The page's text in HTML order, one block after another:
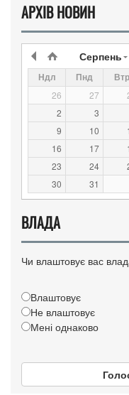
АРХІВ НОВИН
Серпень
Ндл Пнд Втр
26 27
2
3
9
10
16
17
23
24
30
31
ВЛАДА
Чи влаштовує вас
Влаштовує
Не влаштовує
Мені однаково